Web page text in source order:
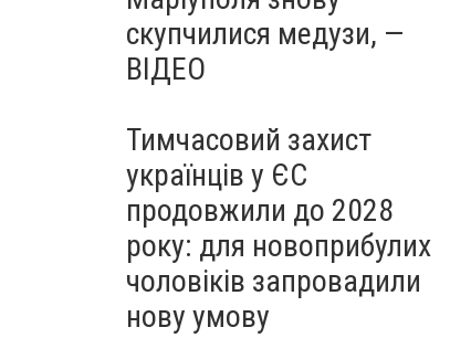
скупчилися медузи, —
ВІДЕО
Тимчасовий захист
українців у ЄС
продовжили до 2028
року: для новоприбулих
чоловіків запровадили
нову умову